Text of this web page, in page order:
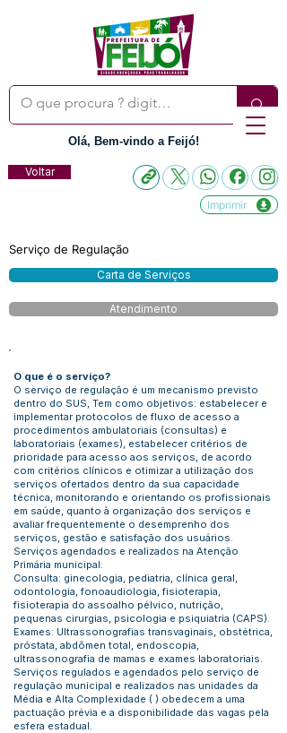
Olá, Bem-vindo a Feijó!
Voltar
Imprimir
Serviço de Regulação
Carta de Serviços
Atendimento
O que é o serviço?
O serviço de regulação é um mecanismo previsto
dentro do SUS, Tem como objetivos: estabelecer e
implementar protocolos de fluxo de acesso a
procedimentos ambulatoriais (consultas) e
laboratoriais (exames), estabelecer critérios de
prioridade para acesso aos serviços, de acordo
com critérios clínicos e otimizar a utilização dos
serviços ofertados dentro da sua capacidade
técnica, monitorando e orientando os profissionais
em saúde, quanto à organização dos serviços e
avaliar frequentemente o desemprenho dos
serviços, gestão e satisfação dos usuários.
Serviços agendados e realizados na Atenção
Primária municipal:
Consulta: ginecologia, pediatria, clínica geral,
odontologia, fonoaudiologia, fisioterapia,
fisioterapia do assoalho pélvico, nutrição,
pequenas cirurgias, psicologia e psiquiatria (CAPS).
Exames: Ultrassonografias transvaginais, obstétrica,
próstata, abdômen total, endoscopia,
ultrassonografia de mamas e exames laboratoriais.
Serviços regulados e agendados pelo serviço de
regulação municipal e realizados nas unidades da
Média e Alta Complexidade ( ) obedecem a uma
pactuação prévia e a disponibilidade das vagas pela
esfera estadual.